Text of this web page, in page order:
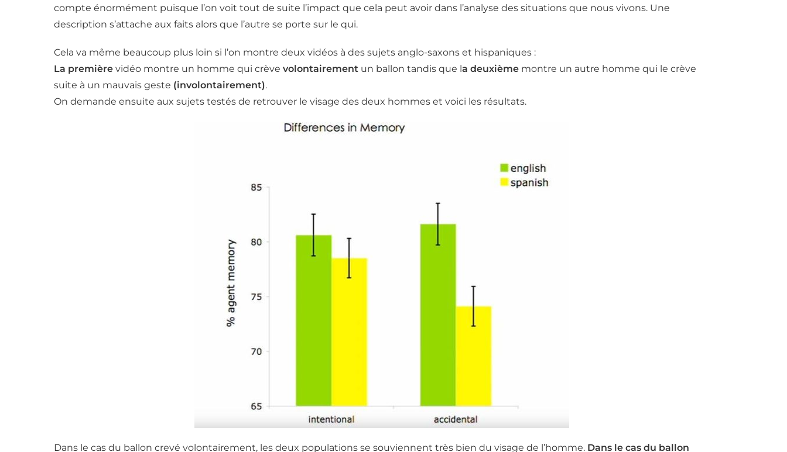
compte énormément puisque l’on voit tout de suite l’impact que cela peut avoir dans l’analyse des situations que nous vivons. Une
description s’attache aux faits alors que l’autre se porte sur le qui.
Cela va même beaucoup plus loin si l’on montre deux vidéos à des sujets anglo-saxons et hispaniques :
La première vidéo montre un homme qui crève volontairement un ballon tandis que la deuxième montre un autre homme qui le crève
suite à un mauvais geste (involontairement).
On demande ensuite aux sujets testés de retrouver le visage des deux hommes et voici les résultats.
Dans le cas du ballon crevé volontairement, les deux populations se souviennent très bien du visage de l’homme. Dans le cas du ballon